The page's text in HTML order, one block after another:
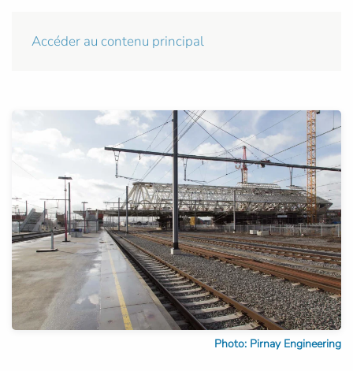
Accéder au contenu principal
Photo: Pirnay Engineering